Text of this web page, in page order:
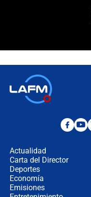
Actualidad
Carta del Director
Deportes
Economía
Emisiones